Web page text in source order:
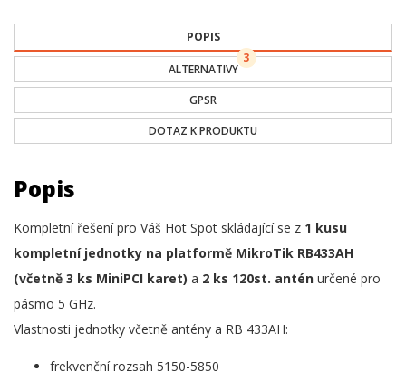
POPIS
ALTERNATIVY
3
GPSR
DOTAZ K PRODUKTU
Popis
Kompletní řešení pro Váš Hot Spot skládající se z 1 kusu
kompletní jednotky na platformě MikroTik RB433AH
(včetně 3 ks MiniPCI karet) a 2 ks 120st. antén určené pro
pásmo 5 GHz.
Vlastnosti jednotky včetně antény a RB 433AH:
frekvenční rozsah 5150-5850